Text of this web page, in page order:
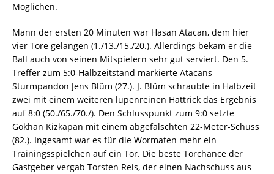
Möglichen.
Mann der ersten 20 Minuten war Hasan Atacan, dem hier
vier Tore gelangen (1./13./15./20.). Allerdings bekam er die
Ball auch von seinen Mitspielern sehr gut serviert. Den 5.
Treffer zum 5:0-Halbzeitstand markierte Atacans
Sturmpandon Jens Blüm (27.). J. Blüm schraubte in Halbzeit
zwei mit einem weiteren lupenreinen Hattrick das Ergebnis
auf 8:0 (50./65./70./). Den Schlusspunkt zum 9:0 setzte
Gökhan Kizkapan mit einem abgefälschten 22-Meter-Schuss
(82.). Ingesamt war es für die Wormaten mehr ein
Trainingsspielchen auf ein Tor. Die beste Torchance der
Gastgeber vergab Torsten Reis, der einen Nachschuss aus